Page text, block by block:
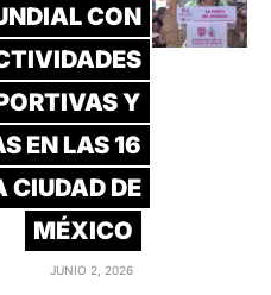
CON
Y
EN LAS 16
CIUDAD DE
MÉXICO
JUNIO 2, 2026